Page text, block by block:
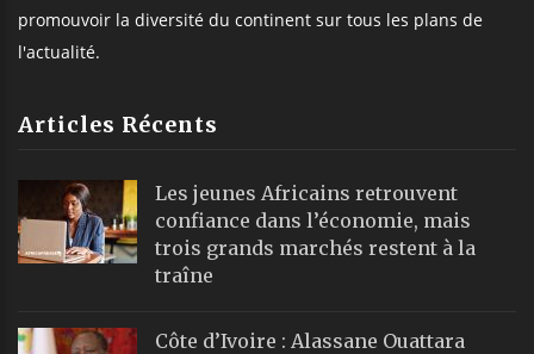
promouvoir la diversité du continent sur tous les plans de
l'actualité.
Articles Récents
Les jeunes Africains retrouvent
confiance dans l’économie, mais
trois grands marchés restent à la
traîne
Côte d’Ivoire : Alassane Ouattara